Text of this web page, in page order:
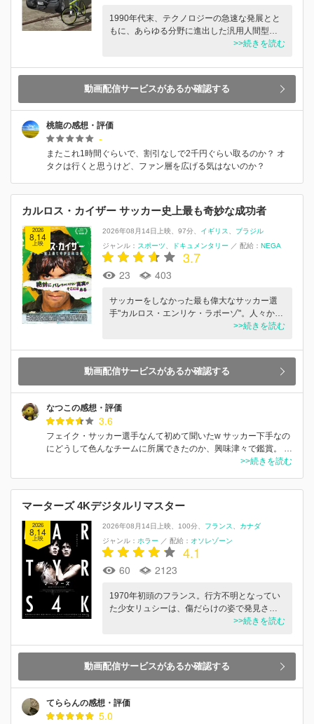
1990年代末、テクノロジーの急速な発展とと
もに、あらゆる分野に進出した汎用人間型…
>>続きを読む
動画配信サービスがあるか確認する
桃龍の感想・評価
-
またこれ1時間ぐらいで、割引なしで2千円ぐらい取るのか？ オ
タクは行くと思うけど、ファン層を広げる気はないのか？
カルロス・カイザー サッカー史上最も奇妙な成功者
2026
8.14
上映
2026年08月14日上映 97分 イギリス
ブラジル
ジャンル： スポーツ ドキュメンタリー ／ 配給： NEGA
3.7
23 403
サッカーをしなかった最も偉⼤なサッカー選
⼿"カルロス・エンリケ・ラポーゾ"。⼈々か…
>>続きを読む
動画配信サービスがあるか確認する
なつこの感想・評価
3.6
フェイク・サッカー選手なんて初めて聞いたw サッカー下手なの
にどうして色んなチームに所属できたのか、興味津々で鑑賞。 …
>>続きを読む
マーターズ 4Kデジタルリマスター
2026
8.14
上映
2026年08月14日上映 100分 フランス
カナダ
ジャンル： ホラー ／ 配給： オソレゾーン
4.1
60 2123
1970年初頭のフランス。行方不明となってい
た少女リュシーは、傷だらけの姿で発見さ…
>>続きを読む
動画配信サービスがあるか確認する
てららんの感想・評価
5.0